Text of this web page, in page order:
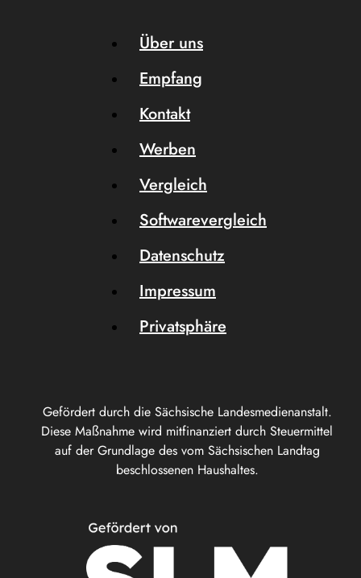
Gefördert durch die Sächsische Landesmedienanstalt.
Diese Maßnahme wird mitfinanziert durch Steuermittel
auf der Grundlage des vom Sächsischen Landtag
beschlossenen Haushaltes.
Über uns
Empfang
Kontakt
Werben
Vergleich
Softwarevergleich
Datenschutz
Impressum
Privatsphäre